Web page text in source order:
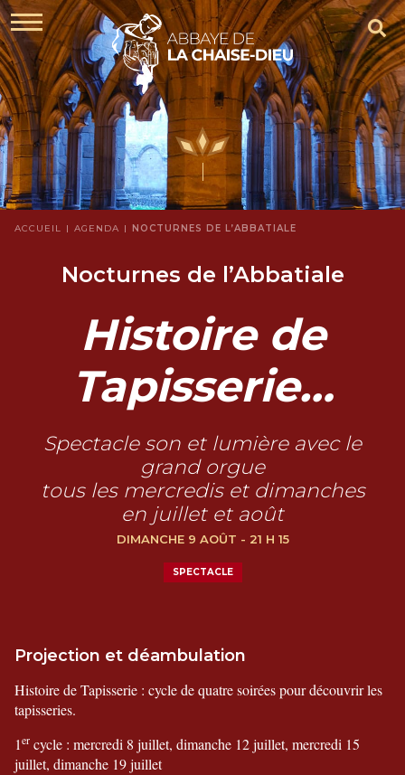
ACCUEIL AGENDA NOCTURNES DE L’ABBATIALE
Nocturnes de l’Abbatiale
Histoire de
Tapisserie…
Spectacle son et lumière avec le
grand orgue
tous les mercredis et dimanches
en juillet et août
DIMANCHE 9 AOÛT - 21 H 15
SPECTACLE
Projection et déambulation
Histoire de Tapisserie : cycle de quatre soirées pour découvrir les
tapisseries.
1er cycle : mercredi 8 juillet, dimanche 12 juillet, mercredi 15
juillet, dimanche 19 juillet